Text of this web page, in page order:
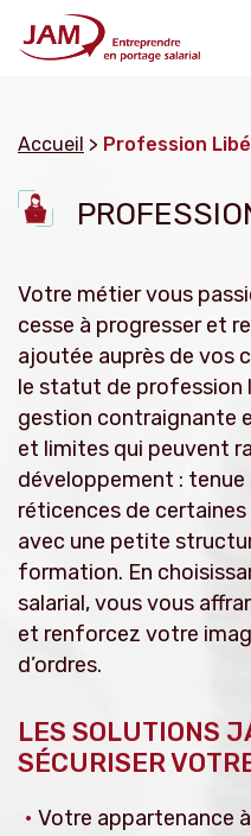
Accueil > Profession
Votre métier vous
cesse à progresser et
ajoutée auprès de vos
le statut de profession
gestion contraignante
et limites qui peuvent
développement :
réticences de
avec une petite
formation. En
salarial, vous vous
et renforcez votre
d’ordres.
LES SOLUTIONS
SÉCURISER
Votre appartenance